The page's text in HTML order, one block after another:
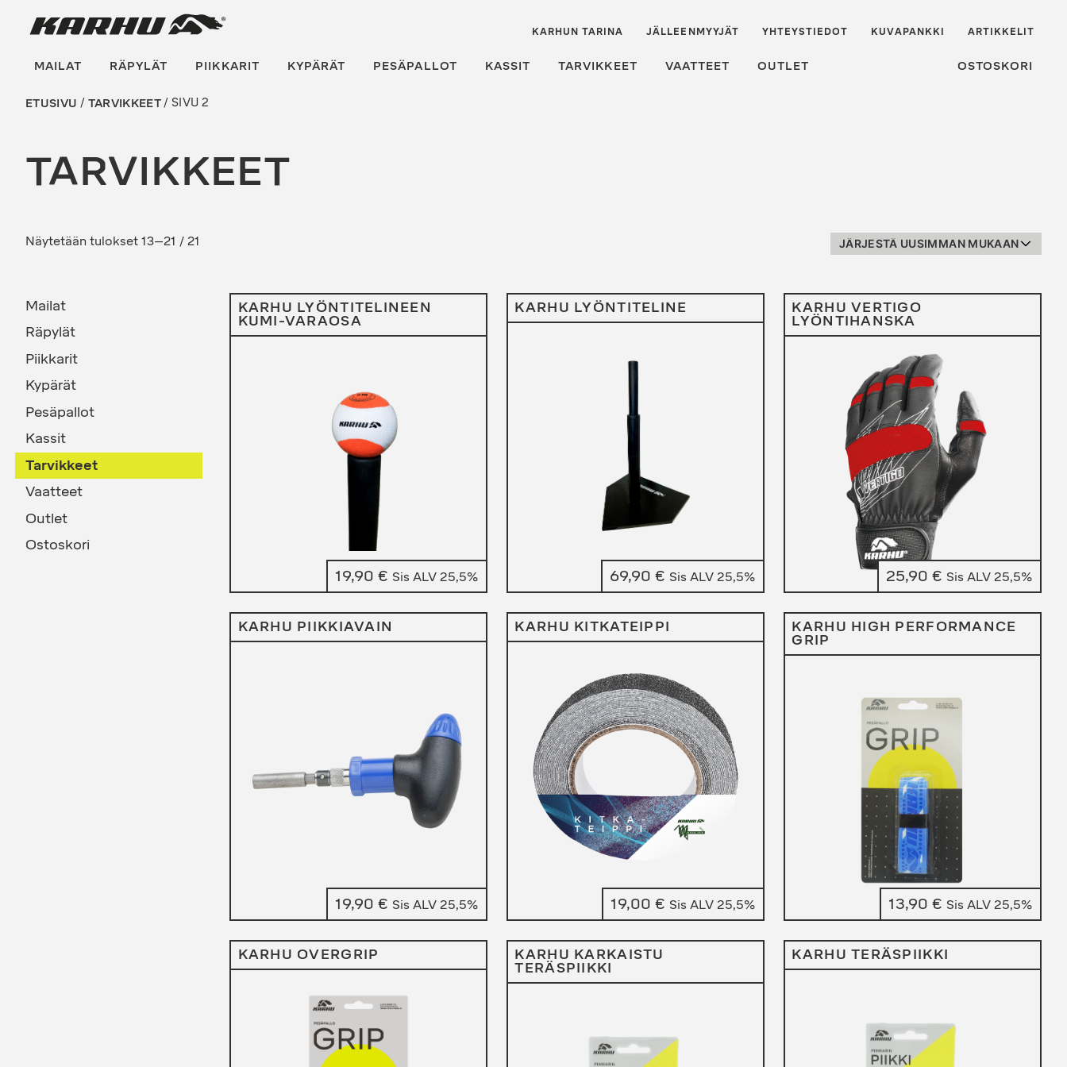
sisältöönKarhu Pesis
MAILAT RÄPYLÄT PIIKKARIT KYPÄRÄT PESÄPALLOT KASSIT TARVIKKEET VAATTEET OUTLET OSTOSKORI
KARHUN TARINA JÄLLEENMYYJÄT YHTEYSTIEDOT KUVAPANKKI ARTIKKELIT
ETUSIVU / TARVIKKEET / SIVU 2
TARVIKKEET
Mailat
Räpylät
Piikkarit
Kypärät
Pesäpallot
Kassit
Tarvikkeet
Vaatteet
Outlet
Ostoskori
Näytetään tulokset 13–21 / 21
KARHU LYÖNTITELINEEN
KUMI-VARAOSA
19,90€ Sis ALV 25,5%
KARHU LYÖNTITELINE
69,90€ Sis ALV 25,5%
KARHU VERTIGO
LYÖNTIHANSKA
25,90€ Sis ALV 25,5%
KARHU PIIKKIAVAIN
19,90€ Sis ALV 25,5%
KARHU KITKATEIPPI
19,00€ Sis ALV 25,5%
KARHU HIGH PERFORMANCE
GRIP
13,90€ Sis ALV 25,5%
KARHU OVERGRIP
KARHU KARKAISTU
TERÄSPIIKKI
KARHU TERÄSPIIKKI